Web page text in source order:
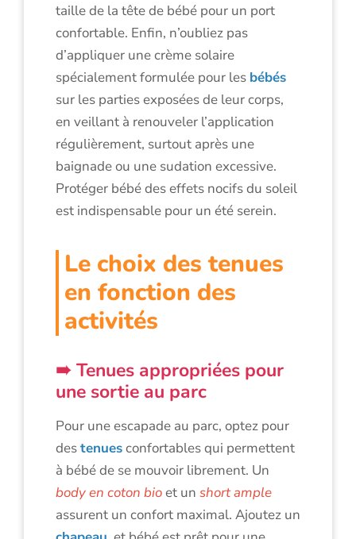
taille de la tête de bébé pour un port
confortable. Enfin, n’oubliez pas
d’appliquer une crème solaire
spécialement formulée pour les bébés
sur les parties exposées de leur corps,
en veillant à renouveler l’application
régulièrement, surtout après une
baignade ou une sudation excessive.
Protéger bébé des effets nocifs du soleil
est indispensable pour un été serein.
Le choix des tenues
en fonction des
activités
Tenues appropriées pour
une sortie au parc
Pour une escapade au parc, optez pour
destenuesconfortables qui permettent
à bébé de se mouvoir librement. Un
body en coton bioet un short ample
assurent un confort maximal. Ajoutez un